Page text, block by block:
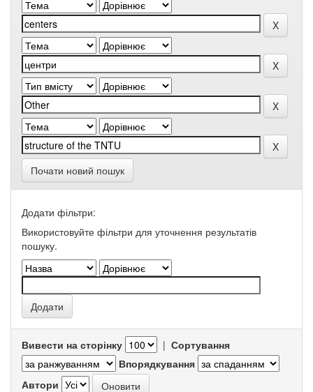
Почати новий пошук
Додати фільтри:
Використовуйте фільтри для уточнення результатів
пошуку.
Вивести на сторінку | Сортування
Впорядкування
Автори